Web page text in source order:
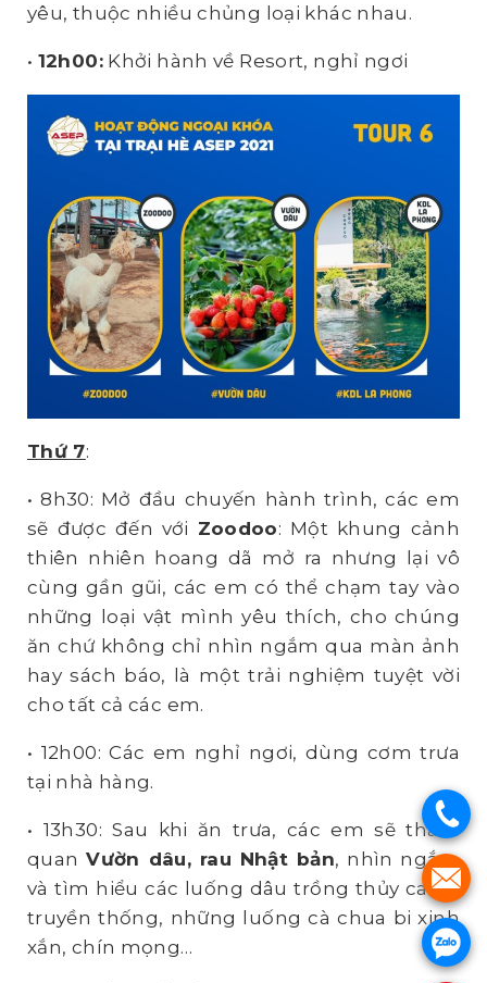
yêu, thuộc nhiều chủng loại khác nhau.
• 12h00: Khởi hành về Resort, nghỉ ngơi
Thứ 7:
• 8h30: Mở đầu chuyến hành trình, các em
sẽ được đến với Zoodoo: Một khung cảnh
thiên nhiên hoang dã mở ra nhưng lại vô
cùng gần gũi, các em có thể chạm tay vào
những loại vật mình yêu thích, cho chúng
ăn chứ không chỉ nhìn ngắm qua màn ảnh
hay sách báo, là một trải nghiệm tuyệt vời
cho tất cả các em.
• 12h00: Các em nghỉ ngơi, dùng cơm trưa
tại nhà hàng.
• 13h30: Sau khi ăn trưa, các em sẽ tham
quanVườn dâu, rau Nhật bản, nhìn ngắm
và tìm hiểu các luống dâu trồng thủy canh,
truyền thống, những luống cà chua bi xinh
xắn, chín mọng…
.
.
.